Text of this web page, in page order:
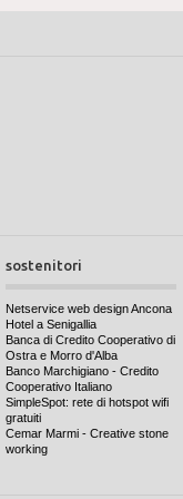
sostenitori
Netservice web design Ancona
Hotel a Senigallia
Banca di Credito Cooperativo di
Ostra e Morro d'Alba
Banco Marchigiano - Credito
Cooperativo Italiano
SimpleSpot: rete di hotspot wifi
gratuiti
Cemar Marmi - Creative stone
working